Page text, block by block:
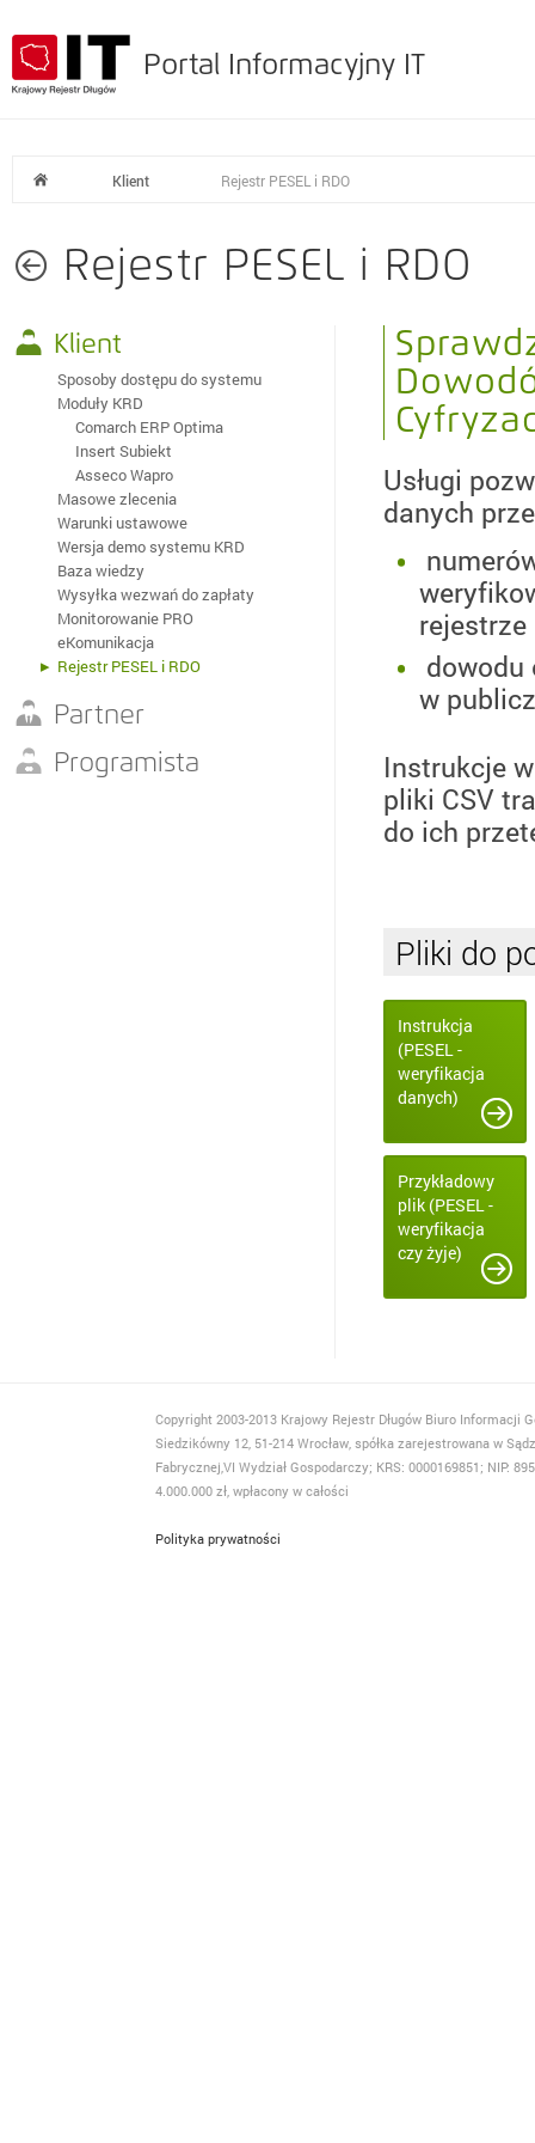
Portal Informacyjny IT
Klient Rejestr PESEL i RDO
Rejestr PESEL i RDO
Klient
Sposoby dostępu do systemu
Moduły KRD
Comarch ERP Optima
Insert Subiekt
Asseco Wapro
Masowe zlecenia
Warunki ustawowe
Wersja demo systemu KRD
Baza wiedzy
Wysyłka wezwań do zapłaty
Monitorowanie PRO
eKomunikacja
Rejestr PESEL i RDO
Partner
Nasze IT
Korzyści dla Twojego biznesu
Programista
Usługi
danych
rejestrze
dowodu
w
Instrukcje
pliki CSV
do ich
Pliki do
Instrukcja
(PESEL -
weryfikacja
danych)
Przykładowy
plik (PESEL -
weryfikacja
czy żyje)
Copyright 2003-2013 Krajowy Rejestr Długów Biuro Informacji
Siedzikówny 12, 51-214 Wrocław, spółka zarejestrowana w
Fabrycznej,VI Wydział Gospodarczy; KRS: 0000169851; NIP:
4.000.000 zł, wpłacony w całości
Polityka prywatności